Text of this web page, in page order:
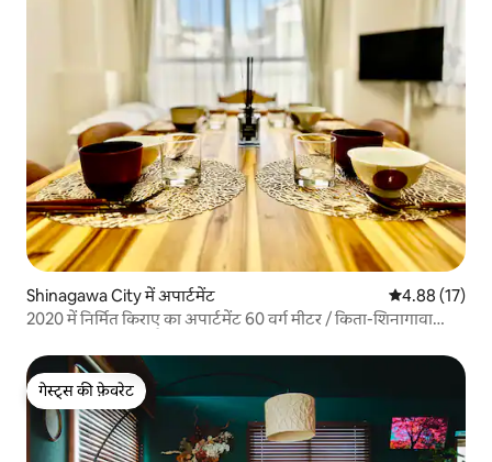
Shinagawa City में अपार्टमेंट औसत रेटिंग 5 में
4.88 (17)
2020 में निर्मित किराए का अपार्टमेंट 60 वर्ग मीटर / किता-शिनागावा
स्टेशन पैदल दूरी पर / हनेदा हवाई अड्डे से सीधी ट्रेन
गेस्ट्स की फ़ेवरेट
गेस्ट्स की फ़ेवरेट